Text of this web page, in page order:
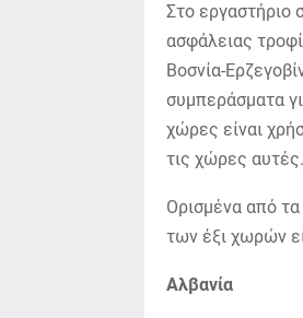
Στο εργαστήριο
ασφάλειας
Βοσνία-
συμπεράσματα
χώρες είναι
τις χώρες αυτές.
Ορισμένα από
των έξι χωρών
Αλβανία